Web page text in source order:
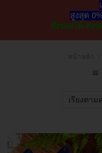
สูงสุด
สั่งของได้ ส่ง